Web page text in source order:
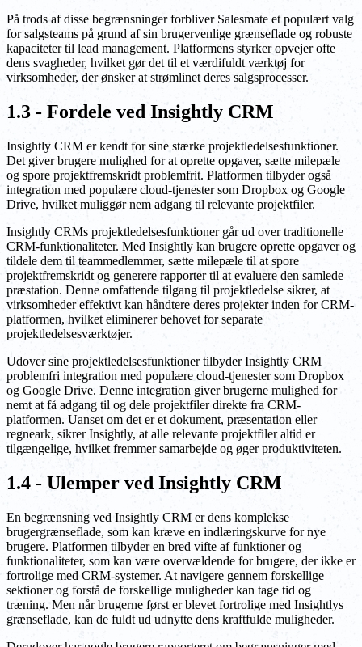
På trods af disse begrænsninger forbliver Salesmate et populært valg
for salgsteams på grund af sin brugervenlige grænseflade og robuste
kapaciteter til lead management. Platformens styrker opvejer ofte
dens svagheder, hvilket gør det til et værdifuldt værktøj for
virksomheder, der ønsker at strømlinet deres salgsprocesser.
1.3 - Fordele ved Insightly CRM
Insightly CRM er kendt for sine stærke projektledelsesfunktioner.
Det giver brugere mulighed for at oprette opgaver, sætte milepæle
og spore projektfremskridt problemfrit. Platformen tilbyder også
integration med populære cloud-tjenester som Dropbox og Google
Drive, hvilket muliggør nem adgang til relevante projektfiler.
Insightly CRMs projektledelsesfunktioner går ud over traditionelle
CRM-funktionaliteter. Med Insightly kan brugere oprette opgaver og
tildele dem til teammedlemmer, sætte milepæle til at spore
projektfremskridt og generere rapporter til at evaluere den samlede
præstation. Denne omfattende tilgang til projektledelse sikrer, at
virksomheder effektivt kan håndtere deres projekter inden for CRM-
platformen, hvilket eliminerer behovet for separate
projektledelsesværktøjer.
Udover sine projektledelsesfunktioner tilbyder Insightly CRM
problemfri integration med populære cloud-tjenester som Dropbox
og Google Drive. Denne integration giver brugerne mulighed for
nemt at få adgang til og dele projektfiler direkte fra CRM-
platformen. Uanset om det er et dokument, præsentation eller
regneark, sikrer Insightly, at alle relevante projektfiler altid er
tilgængelige, hvilket fremmer samarbejde og øger produktiviteten.
1.4 - Ulemper ved Insightly CRM
En begrænsning ved Insightly CRM er dens komplekse
brugergrænseflade, som kan kræve en indlæringskurve for nye
brugere. Platformen tilbyder en bred vifte af funktioner og
funktionaliteter, som kan være overvældende for brugere, der ikke er
fortrolige med CRM-systemer. At navigere gennem forskellige
sektioner og forstå de forskellige muligheder kan tage tid og
træning. Men når brugerne først er blevet fortrolige med Insightlys
grænseflade, kan de fuldt ud udnytte dens kraftfulde muligheder.